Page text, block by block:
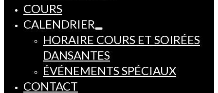
COURS
CALENDRIER
HORAIRE COURS ET SOIRÉES
DANSANTES
ÉVÉNEMENTS SPÉCIAUX
CONTACT